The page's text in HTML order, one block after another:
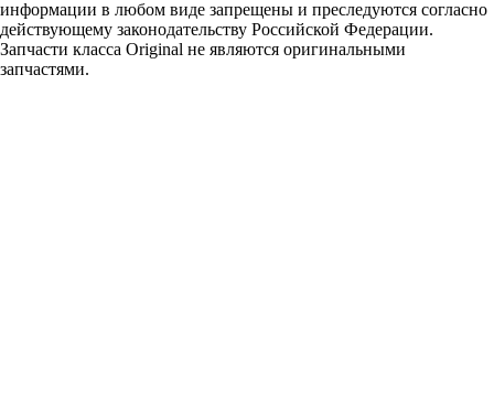
информации в любом виде запрещены и преследуются согласно
действующему законодательству Российской Федерации.
Запчасти класса Original не являются оригинальными
запчастями.